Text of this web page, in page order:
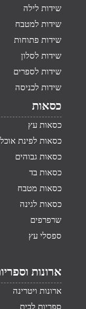
שידות לילה
שידות למטבח
שידות פתוחות
שידות לסלון
שידות לספרים
שידות לכניסה
כסאות
כסאות עץ
כסאות לפינת אוכל
כסאות גבוהים
כסאות בד
כסאות מטבח
כסאות לגינה
שרפרפים
ספסלי עץ
ארונות
ארונות ויטרינה
ספריות לבית